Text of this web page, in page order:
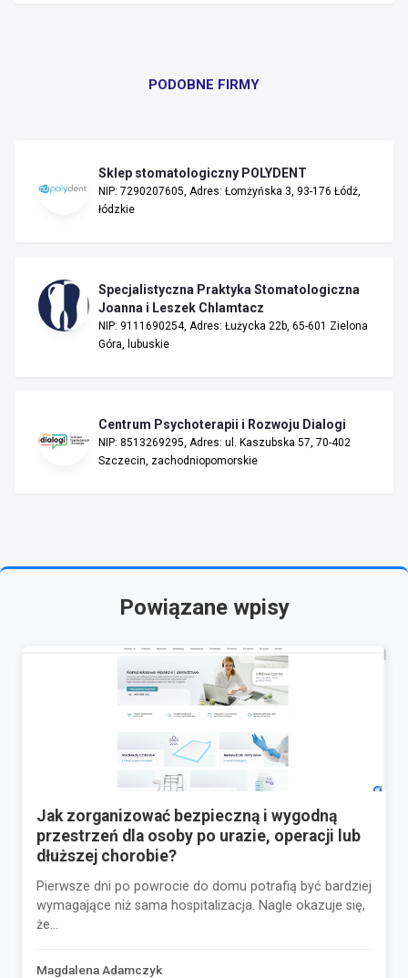
PODOBNE FIRMY
Sklep stomatologiczny POLYDENT
NIP: 7290207605, Adres: Łomżyńska 3, 93-176 Łódź,
łódzkie
Specjalistyczna Praktyka Stomatologiczna
Joanna i Leszek Chlamtacz
NIP: 9111690254, Adres: Łużycka 22b, 65-601 Zielona
Góra, lubuskie
Centrum Psychoterapii i Rozwoju Dialogi
NIP: 8513269295, Adres: ul. Kaszubska 57, 70-402
Szczecin, zachodniopomorskie
Powiązane wpisy
Jak zorganizować bezpieczną i wygodną
przestrzeń dla osoby po urazie, operacji lub
dłuższej chorobie?
Pierwsze dni po powrocie do domu potrafią być bardziej
wymagające niż sama hospitalizacja. Nagle okazuje się,
że...
Magdalena Adamczyk